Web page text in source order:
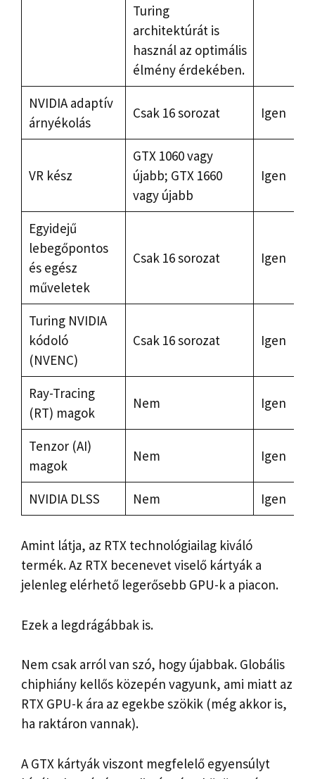
Turing
architektúrát is
használ az optimális
élmény érdekében.
NVIDIA adaptív
árnyékolás
Csak 16 sorozat Igen
VR kész
GTX 1060 vagy
újabb; GTX 1660
vagy újabb
Igen
Egyidejű
lebegőpontos
és egész
műveletek
Csak 16 sorozat Igen
Turing NVIDIA
kódoló
(NVENC)
Csak 16 sorozat Igen
Ray-Tracing
(RT) magok
Nem Igen
Tenzor (AI)
magok
Nem Igen
NVIDIA DLSS Nem Igen
Amint látja, az RTX technológiailag kiváló
termék. Az RTX becenevet viselő kártyák a
jelenleg elérhető legerősebb GPU-k a piacon.
Ezek a legdrágábbak is.
Nem csak arról van szó, hogy újabbak. Globális
chiphiány kellős közepén vagyunk, ami miatt az
RTX GPU-k ára az egekbe szökik (még akkor is,
ha raktáron vannak).
A GTX kártyák viszont megfelelő egyensúlyt